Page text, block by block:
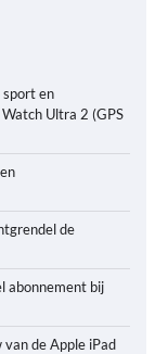
en
Ultra 2 (GPS
de
abonnement bij
de Apple iPad